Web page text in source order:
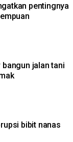
pentingnya
bangun jalan tani
bibit nanas